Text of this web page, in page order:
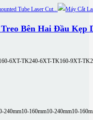
Bên Hai Đầu Kẹp
6XT-TK240-6XT-TK160-9XT-
240mm10-160mm10-240mm10-